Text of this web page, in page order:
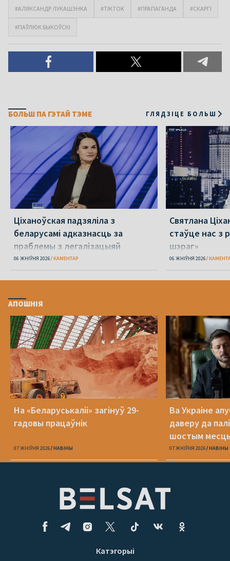
#АЛЯКСАНДР ЛУКАШЭНКА #TIKTOK #ПРАПАГАНДА #СКАРГІ
#ПАЎЛЮК БЫКОЎСКІ
БОЛЬШ ПА ГЭТАЙ ТЭМЕ ГЛЯДЗІЦЕ БОЛЬШ
Ціханоўская падзяліла з
беларусамі адказнасць за
праблемы з легалізацыяй
06 ЖНІЎНЯ 2026 КАМЕНТАР
Святлана
стаўце нас з
шэраг»
06 ЖНІЎНЯ 2026
АПОШНІЯ
На «Беларуськаліі» загінуў 29-
гадовы працаўнік
07 ЖНІЎНЯ 2026 НАВІНЫ
Ва Украіне
даверу да
шостым
07 ЖНІЎНЯ 2026 НАВІНЫ
Катэгорыі